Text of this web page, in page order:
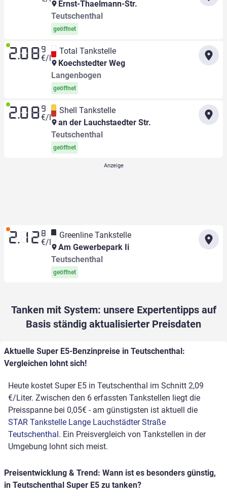
Ernst-Thaelmann-Str.
Teutschenthal
geöffnet
2.08 9
€/l
Total Tankstelle
Koechstedter Weg
Langenbogen
geöffnet
2.08 9
€/l
Shell Tankstelle
an der Lauchstaedter Str.
Teutschenthal
geöffnet
2.12 8
€/l
Greenline Tankstelle
Am Gewerbepark Ii
Teutschenthal
geöffnet
Tanken mit System: unsere Expertentipps auf
Basis ständig aktualisierter Preisdaten
Aktuelle Super E5-Benzinpreise in Teutschenthal:
Vergleichen lohnt sich!
Heute kostet Super E5 in Teutschenthal im Schnitt 2,09
€/Liter. Zwischen den 6 erfassten Tankstellen liegt die
Preisspanne bei 0,05€ - am günstigsten ist aktuell die
STAR Tankstelle Lange Lauchstädter Straße
Teutschenthal . Ein Preisvergleich von Tankstellen in der
Umgebung lohnt sich meist.
Preisentwicklung & Trend: Wann ist es besonders günstig,
in Teutschenthal Super E5 zu tanken?